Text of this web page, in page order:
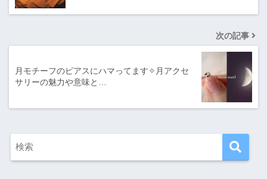
次の記事
月モチーフのピアスにハマってます✧月アクセ
サリーの魅力や意味と…